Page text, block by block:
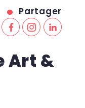
Partager
Art &